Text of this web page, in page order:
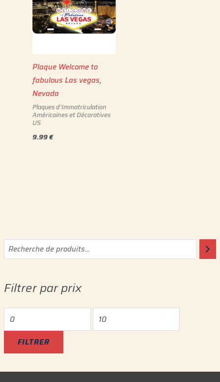
Filtrer par prix
r
x
n
r
x
FILTRER
Plaque Welcome to
fabulous Las vegas,
Nevada
Plaques d'Immatriculation
Américaines et Décoratives
US
9.99€